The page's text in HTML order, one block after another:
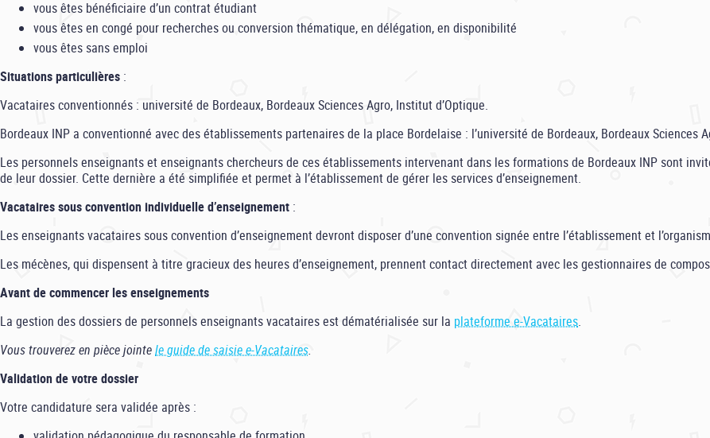
vous êtes bénéficiaire d’un contrat étudiant
vous êtes en congé pour recherches ou conversion thématique, en délégation, en disponibilité
vous êtes sans emploi
Situations particulières :
Vacataires conventionnés : université de Bordeaux, Bordeaux Sciences Agro, Institut d’Optique.
Bordeaux INP a conventionné avec des établissements partenaires de la place Bordelaise : l’université de Bordeaux, Bordeaux Sciences
Les personnels enseignants et enseignants chercheurs de ces établissements intervenant dans les formations de Bordeaux INP sont
de leur dossier. Cette dernière a été simplifiée et permet à l’établissement de gérer les services d’enseignement.
Vacataires sous convention individuelle d’enseignement :
Les enseignants vacataires sous convention d’enseignement devront disposer d’une convention signée entre l’établissement et
Les mécènes, qui dispensent à titre gracieux des heures d’enseignement, prennent contact directement avec les gestionnaires de
Avant de commencer les enseignements
La gestion des dossiers de personnels enseignants vacataires est dématérialisée sur la plateforme e-Vacataires.
Vous trouverez en pièce jointele guide de saisie e-Vacataires.
Validation de votre dossier
Votre candidature sera validée après :